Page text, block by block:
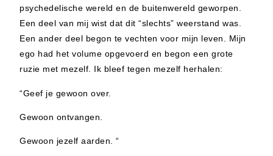
psychedelische wereld en de buitenwereld geworpen.
Een deel van mij wist dat dit “slechts” weerstand was.
Een ander deel begon te vechten voor mijn leven. Mijn
ego had het volume opgevoerd en begon een grote
ruzie met mezelf. Ik bleef tegen mezelf herhalen:
“Geef je gewoon over.
Gewoon ontvangen.
Gewoon jezelf aarden. “